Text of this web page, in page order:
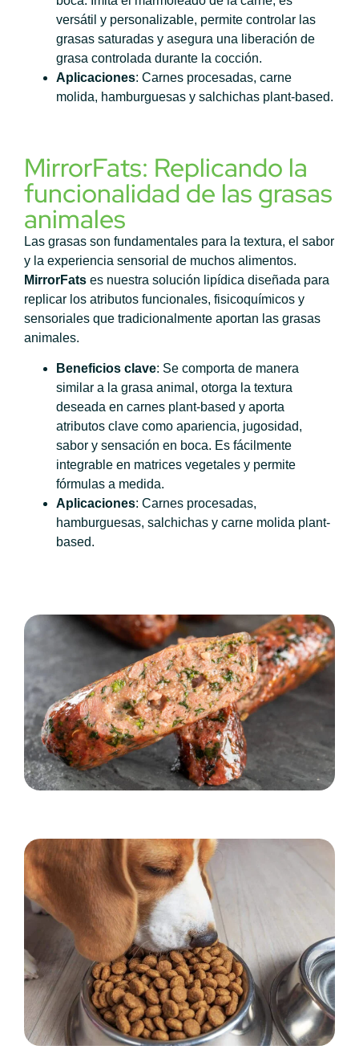
versátil y personalizable, permite controlar las
grasas saturadas y asegura una liberación de
grasa controlada durante la cocción.
Aplicaciones: Carnes procesadas, carne
molida, hamburguesas y salchichas plant-based.
MirrorFats: Replicando la
funcionalidad de las grasas
animales
Las grasas son fundamentales para la textura, el sabor
y la experiencia sensorial de muchos alimentos.
MirrorFats es nuestra solución lipídica diseñada para
replicar los atributos funcionales, fisicoquímicos y
sensoriales que tradicionalmente aportan las grasas
animales.
Beneficios clave: Se comporta de manera
similar a la grasa animal, otorga la textura
deseada en carnes plant-based y aporta
atributos clave como apariencia, jugosidad,
sabor y sensación en boca. Es fácilmente
integrable en matrices vegetales y permite
fórmulas a medida.
Aplicaciones: Carnes procesadas,
hamburguesas, salchichas y carne molida plant-
based.